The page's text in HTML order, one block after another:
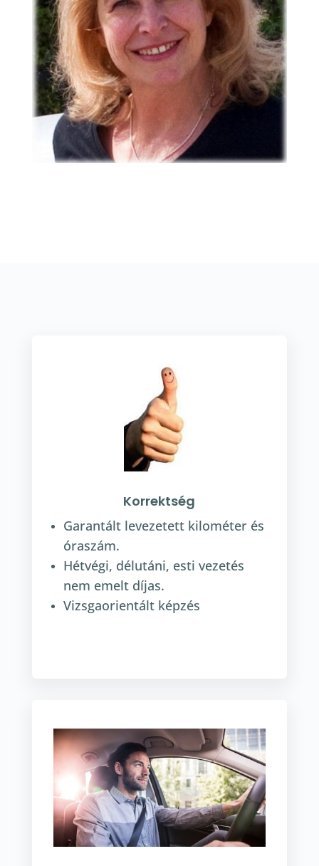
Korrektség
Garantált levezetett kilométer és
óraszám.
Hétvégi, délutáni, esti vezetés
nem emelt díjas.
Vizsgaorientált képzés